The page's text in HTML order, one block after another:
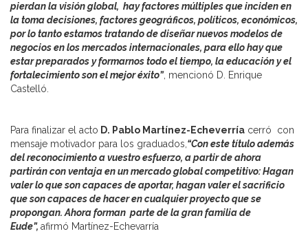
pierdan la visión global, hay factores múltiples que inciden en
la toma decisiones, factores geográficos, políticos, económicos,
por lo tanto estamos tratando de diseñar nuevos modelos de
negocios en los mercados internacionales, para ello hay que
estar preparados y formarnos todo el tiempo, la educación y el
fortalecimiento son el mejor éxito”, mencionó D. Enrique
Castelló.
Para finalizar el acto D. Pablo Martínez-Echeverría cerró con
mensaje motivador para los graduados,“Con este título además
del reconocimiento a vuestro esfuerzo, a partir de ahora
partirán con ventaja en un mercado global competitivo: Hagan
valer lo que son capaces de aportar, hagan valer el sacrificio
que son capaces de hacer en cualquier proyecto que se
propongan. Ahora forman parte de la gran familia de
Eude”, afirmó Martínez-Echevarría